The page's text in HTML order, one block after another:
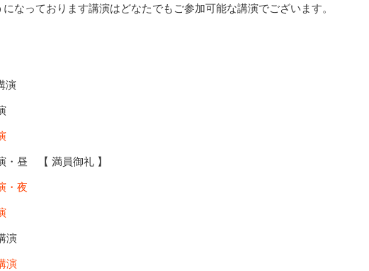
なっております講演はどなたでもご参加可能な講演でございます。
演
・昼 【 満員御礼 】
・夜
演
演